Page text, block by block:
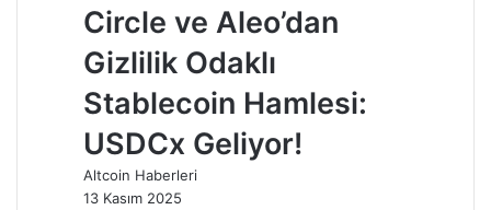
Circle ve Aleo’dan
Gizlilik Odaklı
Stablecoin Hamlesi:
USDCx Geliyor!
Altcoin Haberleri
13 Kasım 2025